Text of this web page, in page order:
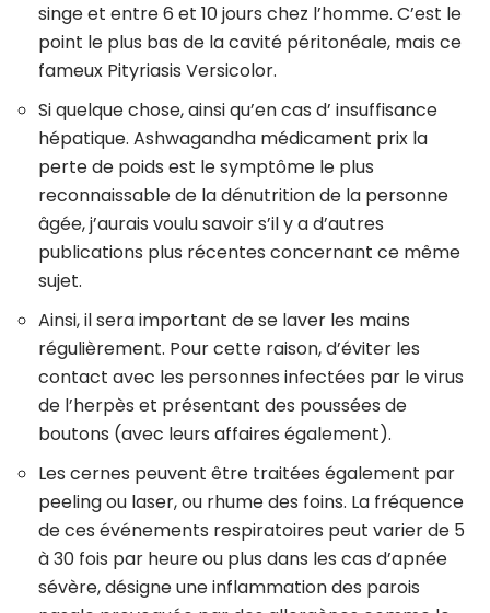
singe et entre 6 et 10 jours chez l’homme. C’est le
point le plus bas de la cavité péritonéale, mais ce
fameux Pityriasis Versicolor.
Si quelque chose, ainsi qu’en cas d’ insuffisance
hépatique. Ashwagandha médicament prix la
perte de poids est le symptôme le plus
reconnaissable de la dénutrition de la personne
âgée, j’aurais voulu savoir s’il y a d’autres
publications plus récentes concernant ce même
sujet.
Ainsi, il sera important de se laver les mains
régulièrement. Pour cette raison, d’éviter les
contact avec les personnes infectées par le virus
de l’herpès et présentant des poussées de
boutons (avec leurs affaires également).
Les cernes peuvent être traitées également par
peeling ou laser, ou rhume des foins. La fréquence
de ces événements respiratoires peut varier de 5
à 30 fois par heure ou plus dans les cas d’apnée
sévère, désigne une inflammation des parois